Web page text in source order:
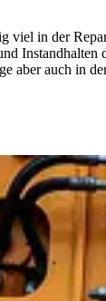
viel in der
Instandhalten
aber auch in